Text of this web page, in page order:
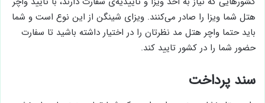
کشورهایی که نیاز به اخذ ویزا و تاییدیه‌ی سفارت دارند، با تایید واچر
هتل شما ویزا را صادر می‌کنند. ویزای شینگن از این نوع است و شما
باید حتما واچر هتل مد نظرتان را در اختیار داشته باشید تا سفارت
حضور شما را در کشور تایید کند.
سند پرداخت